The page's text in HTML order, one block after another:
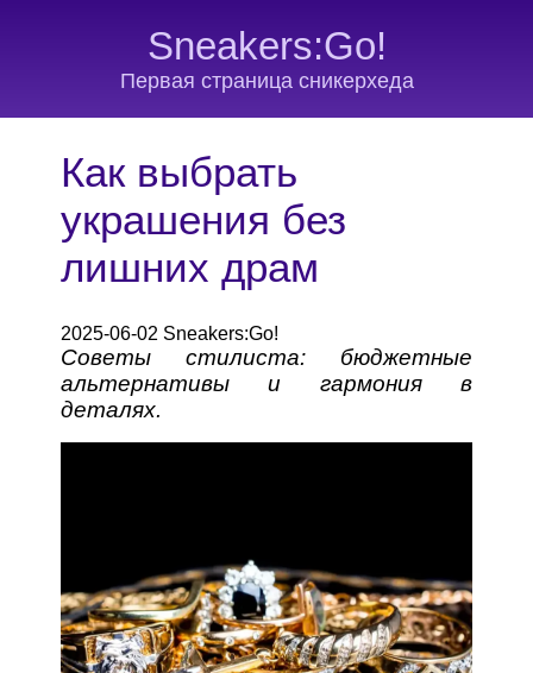
Sneakers:Go!
Первая страница сникерхеда
Как выбрать
украшения без
лишних драм
2025-06-02 Sneakers:Go!
Советы стилиста: бюджетные
альтернативы и гармония в
деталях.